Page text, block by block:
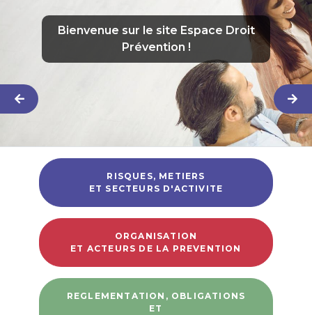
Bienvenue sur le site Espace Droit
Prévention !
RISQUES, METIERS
ET SECTEURS D'ACTIVITE
ORGANISATION
ET ACTEURS DE LA PREVENTION
REGLEMENTATION, OBLIGATIONS
ET